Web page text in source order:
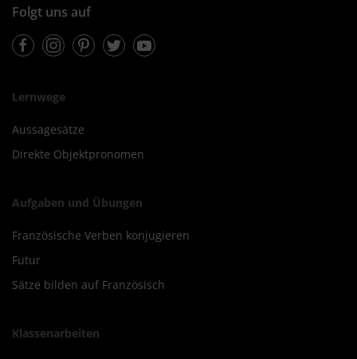
Folgt uns auf
FacebookInstagramPinterestTwitterYoutube
Lernwege
Aussagesätze
Direkte Objektpronomen
Aufgaben und Übungen
Französische Verben konjugieren
Futur
Sätze bilden auf Französisch
Klassenarbeiten